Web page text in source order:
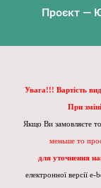
Проєкт —
Увага!!! Вартість
При
Якщо Ви замовляєте
меньше то
для уточнення
електронної версії e-